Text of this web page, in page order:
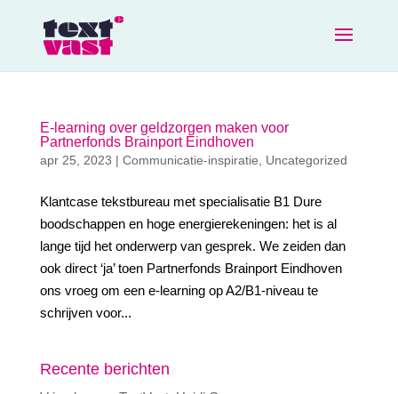
E-learning over geldzorgen maken voor
Partnerfonds Brainport Eindhoven
apr 25, 2023 | Communicatie-inspiratie Uncategorized
Klantcase tekstbureau met specialisatie B1 Dure
boodschappen en hoge energierekeningen: het is al
lange tijd het onderwerp van gesprek. We zeiden dan
ook direct ‘ja’ toen Partnerfonds Brainport Eindhoven
ons vroeg om een e-learning op A2/B1-niveau te
schrijven voor...
Recente berichten